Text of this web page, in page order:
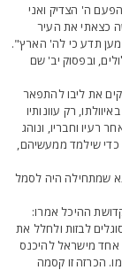
ה' הצדיק ואני
את העיר
תדע כי לה' הארץ".
ובפסוק יב' שם
את ליבו להתפאר
רק עוונותיו
וחבריו, ונוהג
שילמד ממעשיהם,
שמתחילה היה לסמל
ההיכל אמרו:
לבזות ולחלל את
מישראל להיכנס
הכרזה זו קסמה